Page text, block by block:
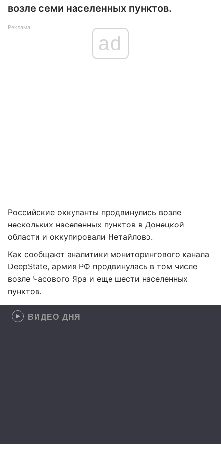
возле семи населенных пунктов.
Реклама
ad
Российские оккупанты продвинулись возле
нескольких населенных пунктов в Донецкой
области и оккупировали Нетайлово.
Как сообщают аналитики мониторингового канала
DeepState, армия РФ продвинулась в том числе
возле Часового Яра и еще шести населенных
пунктов.
ВИДЕО ДНЯ